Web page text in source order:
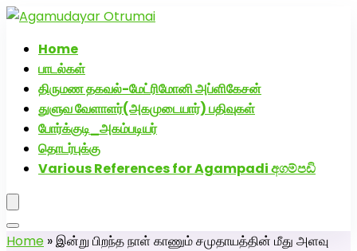
Home
பாடல்கள்
திருமண தகவல்-மேட்ரிமோனி அப்ளிகேசன்
துளுவ வேளாளர்(அகமுடையார்) பதிவுகள்
போர்க்குடி_அகம்படியர்
தொடர்புக்கு
Various References for Agampadi අගම්පඩි
Home »இன்று பிறந்த நாள் காணும் சமுதாயத்தின் மீது அளவு
அகமுடையார் திருமண வரன்களுக்கு அகமுடையார்மேட்ரி-